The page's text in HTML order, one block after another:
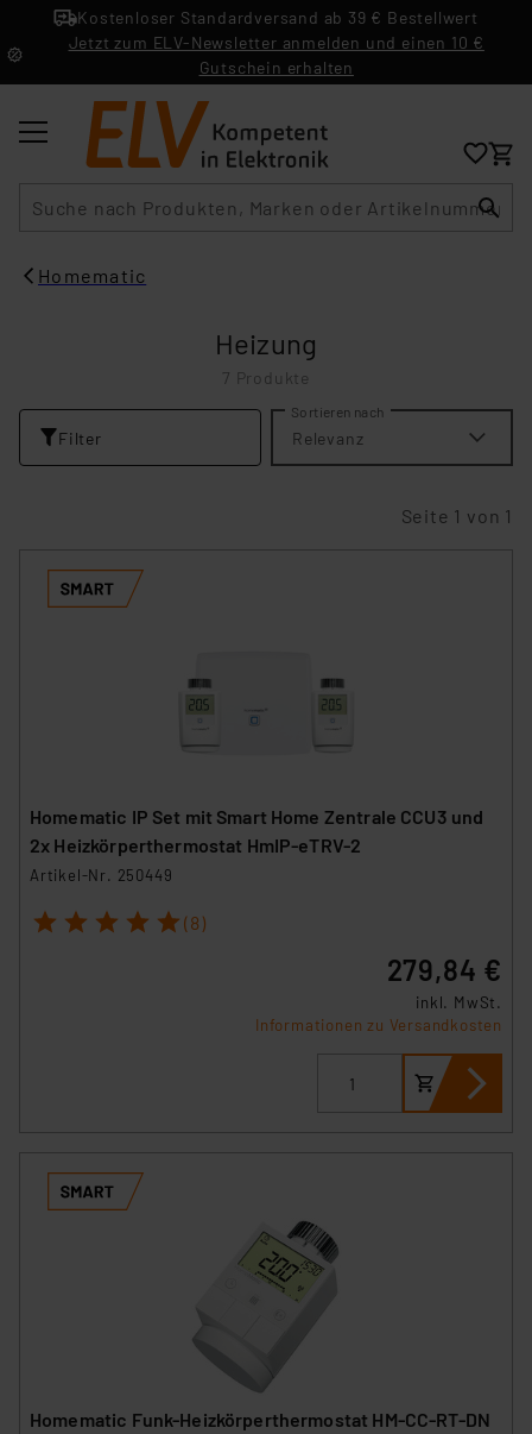
Kostenloser Standardversand ab 39 € Bestellwert
Jetzt zum ELV-Newsletter anmelden und einen 10 €
Gutschein erhalten
Homematic
Heizung
7 Produkte
Filter
Sortieren nach
Relevanz
Seite 1 von 1
Homematic IP Set mit Smart Home Zentrale CCU3 und
2x Heizkörperthermostat HmIP-eTRV-2
Artikel-Nr. 250449
1 2 3 4 5 (8)
279,84 €
inkl. MwSt.
Informationen zu Versandkosten
Homematic Funk-Heizkörperthermostat HM-CC-RT-DN